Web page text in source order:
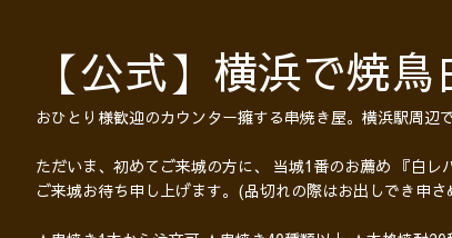
【公式】横浜で焼
おひとり様歓迎のカウンター擁する串焼き屋。横浜駅周辺
ただいま、初めてご来城の方に、 当城1番のお薦め 『白レ
ご来城お待ち申し上げます。(品切れの際はお出しでき申